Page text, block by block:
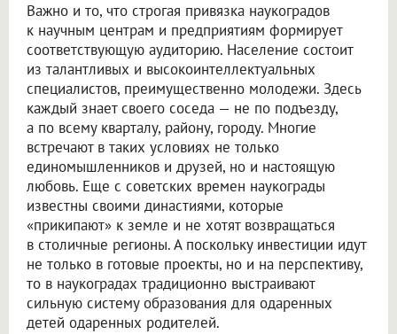
Важно и то, что строгая привязка наукоградов
к научным центрам и предприятиям формирует
соответствующую аудиторию. Население состоит
из талантливых и высокоинтеллектуальных
специалистов, преимущественно молодежи. Здесь
каждый знает своего соседа — не по подъезду,
а по всему кварталу, району, городу. Многие
встречают в таких условиях не только
единомышленников и друзей, но и настоящую
любовь. Еще с советских времен наукограды
известны своими династиями, которые
«прикипают» к земле и не хотят возвращаться
в столичные регионы. А поскольку инвестиции идут
не только в готовые проекты, но и на перспективу,
то в наукоградах традиционно выстраивают
сильную систему образования для одаренных
детей одаренных родителей.